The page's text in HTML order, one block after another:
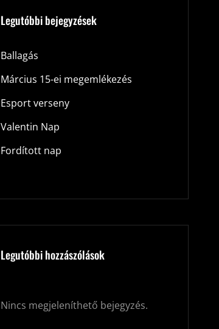
Legutóbbi bejegyzések
Ballagás
Március 15-ei megemlékezés
Esport verseny
Valentin Nap
Fordított nap
Legutóbbi hozzászólások
Nincs megjeleníthető bejegyzés.